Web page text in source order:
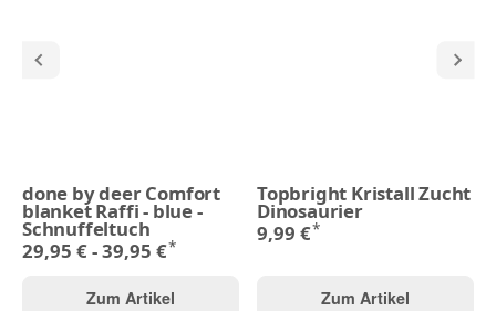
done by deer Comfort
blanket Raffi - blue -
Schnuffeltuch
29,95 € -39,95 €*
Zum Artikel
Topbright Kristall Zucht
Dinosaurier
9,99 €*
Zum Artikel